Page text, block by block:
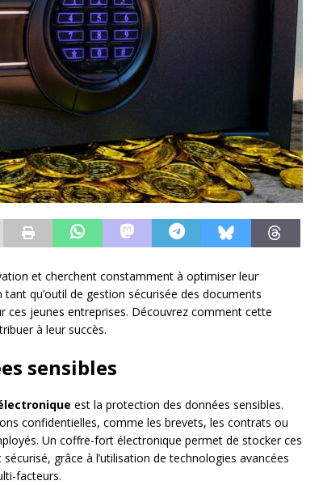
et cherchent constamment à optimiser leur
qu’outil de gestion sécurisée des documents
jeunes entreprises. Découvrez comment cette
à leur succès.
sensibles
est la protection des données sensibles.
confidentielles, comme les brevets, les contrats ou
Un coffre-fort électronique permet de stocker ces
grâce à l’utilisation de technologies avancées
facteurs.